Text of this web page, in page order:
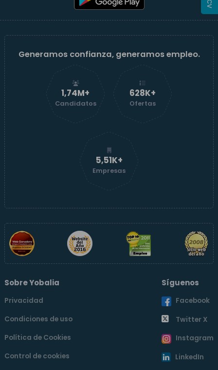
Generamos confianza, generamos empleo.
1,74M+
Candidatos
629K+
Ofertas
5,51K+
Empresas
Sobre Yobalia
Privacidad
Condiciones de uso
Política de Cookies
Control de cookies
Síguenos
Facebook
Twitter X
Instagram
LinkedIn